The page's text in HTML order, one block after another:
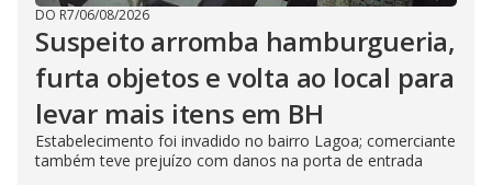
DO R7/06/08/2026
Suspeito arromba hamburgueria,
furta objetos e volta ao local para
levar mais itens em BH
Estabelecimento foi invadido no bairro Lagoa; comerciante
também teve prejuízo com danos na porta de entrada